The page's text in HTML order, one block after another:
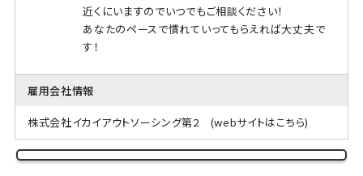
近くにいますのでいつでもご相談ください！
あなたのペースで慣れていってもらえれば大丈夫で
す！
雇用会社情報
株式会社イカイアウトソーシング第2 (webサイトはこちら)